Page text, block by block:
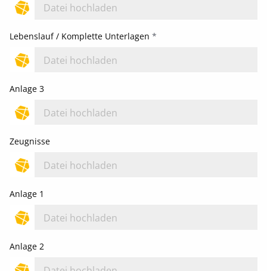
Datei hochladen
Lebenslauf / Komplette Unterlagen *
Datei hochladen
Anlage 3
Datei hochladen
Zeugnisse
Datei hochladen
Anlage 1
Datei hochladen
Anlage 2